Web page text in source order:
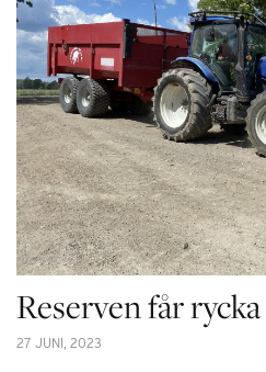
Reserven får
27 JUNI, 2023